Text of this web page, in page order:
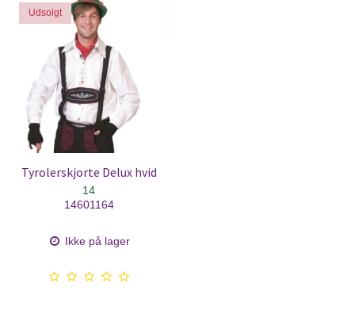
Udsolgt
Tyrolerskjorte Delux hvid
14
14601164
Ikke på lager